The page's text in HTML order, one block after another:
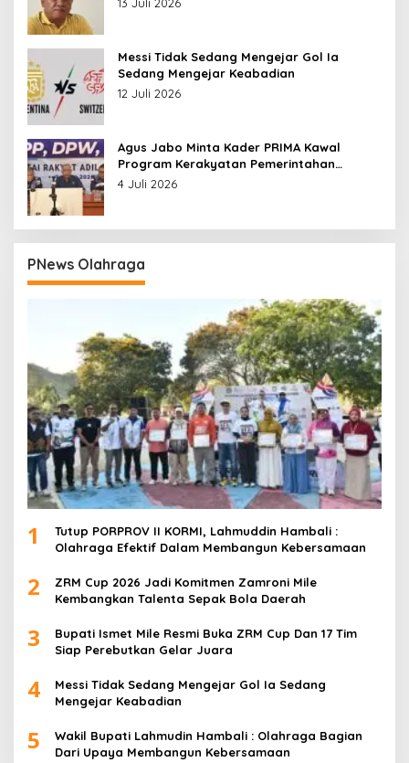
Messi Tidak Sedang Mengejar Gol Ia
Sedang Mengejar Keabadian
12 Juli 2026
Agus Jabo Minta Kader PRIMA Kawal
Program Kerakyatan Pemerintahan
Prabowo
4 Juli 2026
PNews Olahraga
1
Tutup PORPROV II KORMI, Lahmuddin Hambali :
Olahraga Efektif Dalam Membangun Kebersamaan
2
ZRM Cup 2026 Jadi Komitmen Zamroni Mile
Kembangkan Talenta Sepak Bola Daerah
3
Bupati Ismet Mile Resmi Buka ZRM Cup Dan 17 Tim
Siap Perebutkan Gelar Juara
4
Messi Tidak Sedang Mengejar Gol Ia Sedang
Mengejar Keabadian
5
Wakil Bupati Lahmudin Hambali : Olahraga Bagian
Dari Upaya Membangun Kebersamaan